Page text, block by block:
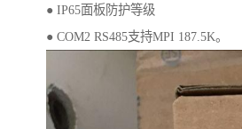
● IP65面板防护等级
● COM2 RS485支持MPI 187.5K。